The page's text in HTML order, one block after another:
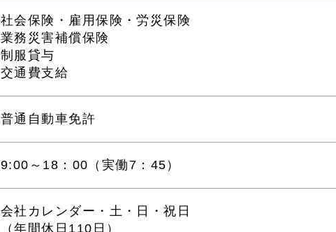
社会保険・雇用保険・労災保険
業務災害補償保険
制服貸与
交通費支給
普通自動車免許
9:00～18：00（実働7：45）
会社カレンダー・土・日・祝日
（年間休日110日）